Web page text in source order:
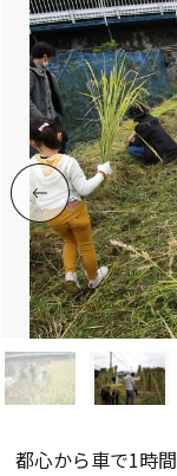
都心から車で1時